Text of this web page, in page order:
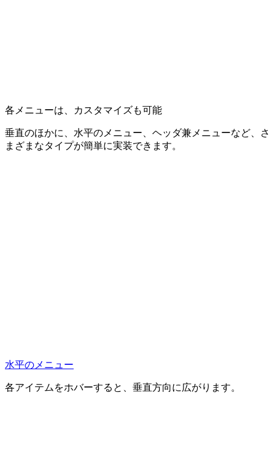
各メニューは、カスタマイズも可能
垂直のほかに、水平のメニュー、ヘッダ兼メニューなど、さ
まざまなタイプが簡単に実装できます。
水平のメニュー
各アイテムをホバーすると、垂直方向に広がります。